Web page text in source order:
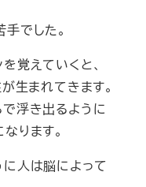
でした。
覚えていくと、
生まれてきます。
浮き出るように
ります。
人は脳によって